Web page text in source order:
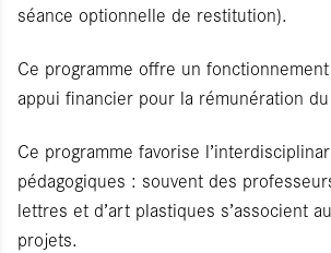
séance optionnelle de restitution).
Ce programme offre un
appui financier pour la rémunération
Ce programme favorise
pédagogiques : souvent des
lettres et d’art plastiques s’associent
projets.